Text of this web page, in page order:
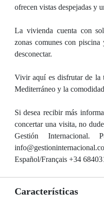
ofrecen vistas despejadas y
La vivienda cuenta con
zonas comunes con
desconectar.
Vivir aquí es disfrutar de la
Mediterráneo y la
Si desea recibir más
concertar una visita, no
Gestión Internacional.
Español/Français +34
Características